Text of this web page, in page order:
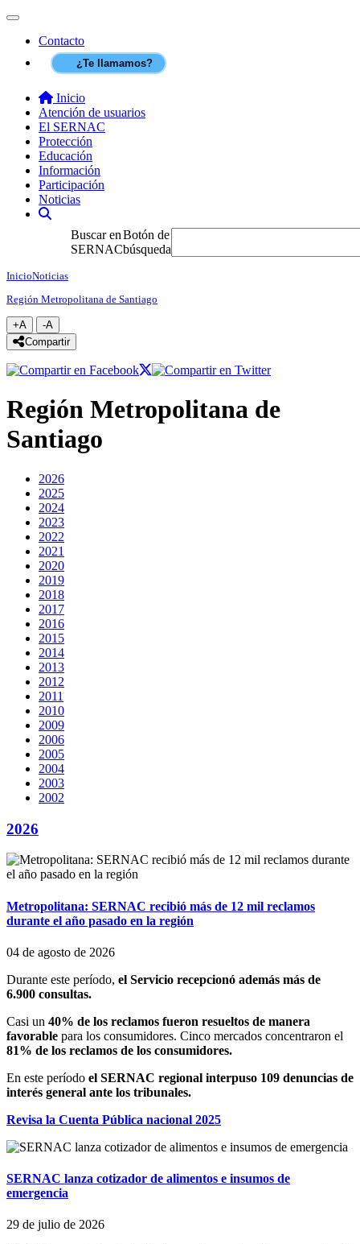
Contenido principal
Toggle navigation
Contacto
¿Te llamamos?
Inicio
Atención de usuarios
El SERNAC
Protección
Educación
Información
Participación
Noticias
Buscar en
SERNAC
Botón de
búsqueda
InicioNoticias
Región Metropolitana de Santiago
+A
Agrandar texto
-A
Achicar texto
icono compartir
Compartir
Región Metropolitana de
Santiago
2026
2025
2024
2023
2022
2021
2020
2019
2018
2017
2016
2015
2014
2013
2012
2011
2010
2009
2006
2005
2004
2003
2002
2026
Metropolitana: SERNAC recibió más de 12 mil reclamos
durante el año pasado en la región
04 de agosto de 2026
Durante este período, el Servicio recepcionó además más de
6.900 consultas.
Casi un 40% de los reclamos fueron resueltos de manera
favorable para los consumidores. Cinco mercados concentraron el
81% de los reclamos de los consumidores.
En este período el SERNAC regional interpuso 109 denuncias de
interés general ante los tribunales.
Revisa la Cuenta Pública nacional 2025
SERNAC lanza cotizador de alimentos e insumos de
emergencia
29 de julio de 2026